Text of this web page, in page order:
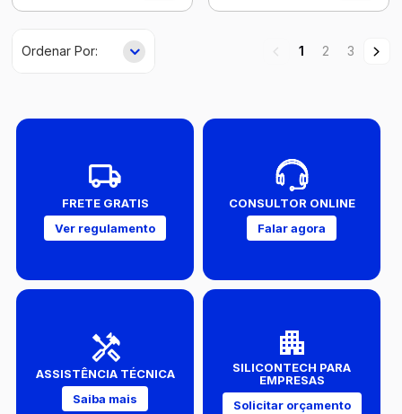
1 2 3
FRETE GRATIS
Ver regulamento
CONSULTOR ONLINE
Falar agora
ASSISTÊNCIA TÉCNICA
Saiba mais
SILICONTECH PARA
EMPRESAS
Solicitar orçamento